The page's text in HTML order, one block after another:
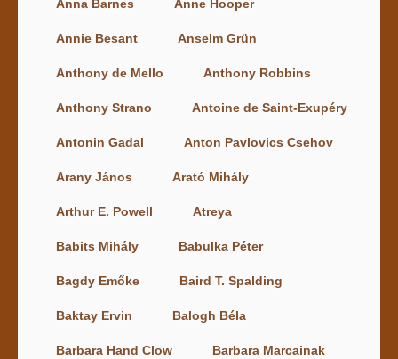
Anna Barnes Anne Hooper
Annie Besant Anselm Grün
Anthony de Mello Anthony Robbins
Anthony Strano Antoine de Saint-Exupéry
Antonin Gadal Anton Pavlovics Csehov
Arany János Arató Mihály
Arthur E. Powell Atreya
Babits Mihály Babulka Péter
Bagdy Emőke Baird T. Spalding
Baktay Ervin Balogh Béla
Barbara Hand Clow Barbara Marcainak